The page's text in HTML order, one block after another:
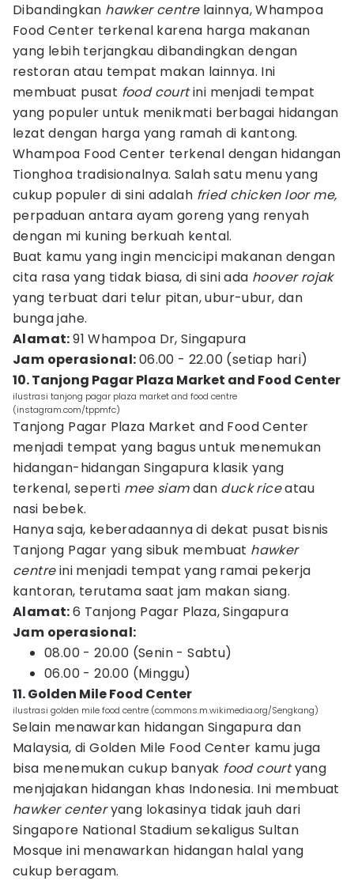
Dibandingkan hawker centrelainnya, Whampoa
Food Center terkenal karena harga makanan
yang lebih terjangkau dibandingkan dengan
restoran atau tempat makan lainnya. Ini
membuat pusat food courtini menjadi tempat
yang populer untuk menikmati berbagai hidangan
lezat dengan harga yang ramah di kantong.
Whampoa Food Center terkenal dengan hidangan
Tionghoa tradisionalnya. Salah satu menu yang
cukup populer di sini adalah fried chicken loor me,
perpaduan antara ayam goreng yang renyah
dengan mi kuning berkuah kental.
Buat kamu yang ingin mencicipi makanan dengan
cita rasa yang tidak biasa, di sini ada hoover rojak
yang terbuat dari telur pitan, ubur-ubur, dan
bunga jahe.
Alamat:91 Whampoa Dr, Singapura
Jam operasional:06.00 - 22.00 (setiap hari)
10. Tanjong Pagar Plaza Market and Food Center
ilustrasi tanjong pagar plaza market and food centre
(instagram.com/tppmfc)
Tanjong Pagar Plaza Market and Food Center
menjadi tempat yang bagus untuk menemukan
hidangan-hidangan Singapura klasik yang
terkenal, seperti mee siamdan duck riceatau
nasi bebek.
Hanya saja, keberadaannya di dekat pusat bisnis
Tanjong Pagar yang sibuk membuat hawker
centreini menjadi tempat yang ramai pekerja
kantoran, terutama saat jam makan siang.
Alamat:6 Tanjong Pagar Plaza, Singapura
Jam operasional:
08.00 - 20.00 (Senin - Sabtu)
06.00 - 20.00 (Minggu)
11. Golden Mile Food Center
ilustrasi golden mile food centre (commons.m.wikimedia.org/Sengkang)
Selain menawarkan hidangan Singapura dan
Malaysia, di Golden Mile Food Center kamu juga
bisa menemukan cukup banyak food courtyang
menjajakan hidangan khas Indonesia. Ini membuat
hawker centeryang lokasinya tidak jauh dari
Singapore National Stadium sekaligus Sultan
Mosque ini menawarkan hidangan halal yang
cukup beragam.